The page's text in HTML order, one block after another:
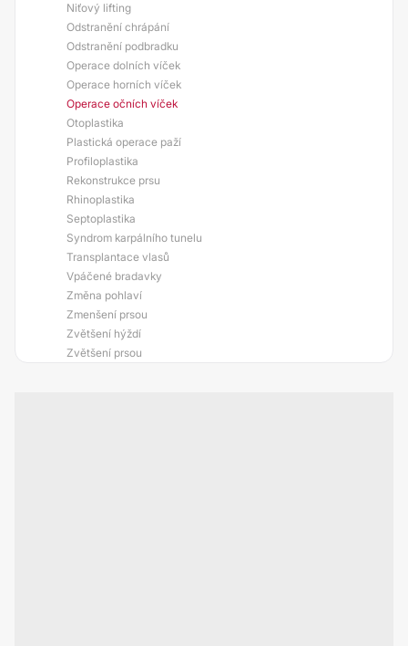
Niťový lifting
Odstranění chrápání
Odstranění podbradku
Operace dolních víček
Operace horních víček
Operace očních víček
Otoplastika
Plastická operace paží
Profiloplastika
Rekonstrukce prsu
Rhinoplastika
Septoplastika
Syndrom karpálního tunelu
Transplantace vlasů
Vpáčené bradavky
Změna pohlaví
Zmenšení prsou
Zvětšení hýždí
Zvětšení prsou